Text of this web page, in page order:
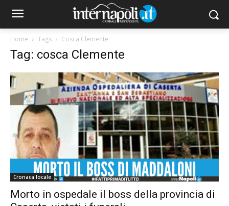
Home Tags Cosca Clemente
Tag: cosca Clemente
Cronaca locale
Morto in ospedale il boss della provincia di